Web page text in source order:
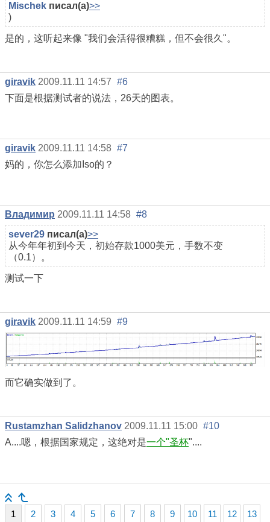
Mischek писал(а)>>
)
是的，这听起来像 "我们会活得很糟糕，但不会很久"。
giravik 2009.11.11 14:57 #6
下面是根据测试者的说法，26天的图表。
giravik 2009.11.11 14:58 #7
妈的，你怎么添加Iso的？
Владимир 2009.11.11 14:58 #8
sever29 писал(а)>>
从今年年初到今天，初始存款1000美元，手数不变
（0.1）。
测试一下
giravik 2009.11.11 14:59 #9
而它确实做到了。
Rustamzhan Salidzhanov 2009.11.11 15:00 #10
А....嗯，根据国家规定，这绝对是一个"圣杯"....
1 2 3 4 5 6 7 8 9 10 11 12 13